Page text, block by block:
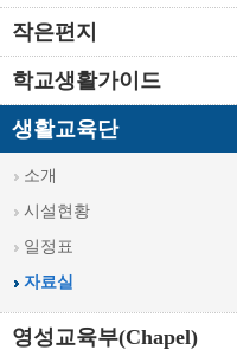
작은편지
학교생활가이드
생활교육단
소개
시설현황
일정표
자료실
영성교육부(Chapel)